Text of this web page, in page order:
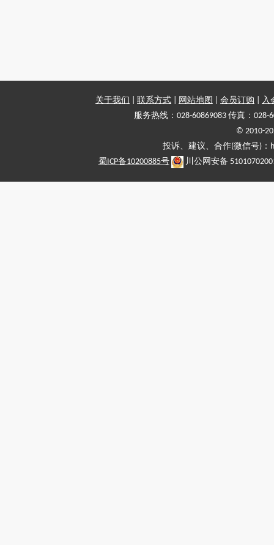
关于我们 联系方式 网站地图 会员订购
入
服务热线：028-60869083 传真：028-
© 2010-
投诉、建议、合作(微信号)
蜀ICP备10200885号
川公网安备